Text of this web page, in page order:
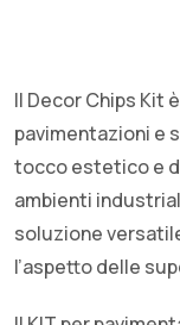
Il Decor Chips Kit
pavimentazioni e
tocco estetico e
ambienti
soluzione
l’aspetto delle